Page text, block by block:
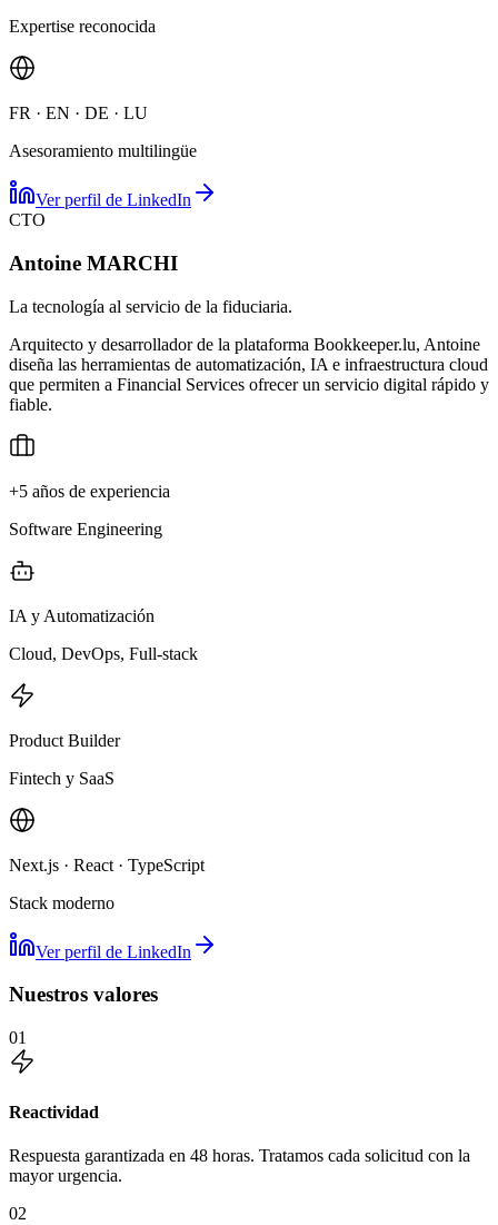
Expertise reconocida
FR · EN · DE · LU
Asesoramiento multilingüe
Ver perfil de LinkedIn
CTO
Antoine MARCHI
La tecnología al servicio de la fiduciaria.
Arquitecto y desarrollador de la plataforma Bookkeeper.lu, Antoine
diseña las herramientas de automatización, IA e infraestructura cloud
que permiten a Financial Services ofrecer un servicio digital rápido y
fiable.
+5 años de experiencia
Software Engineering
IA y Automatización
Cloud, DevOps, Full-stack
Product Builder
Fintech y SaaS
Next.js · React · TypeScript
Stack moderno
Ver perfil de LinkedIn
Nuestros valores
01
Reactividad
Respuesta garantizada en 48 horas. Tratamos cada solicitud con la
mayor urgencia.
02